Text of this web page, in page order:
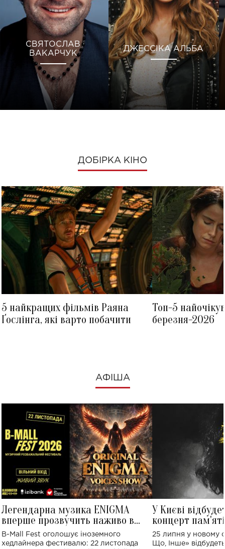
СВЯТОСЛАВ
ВАКАРЧУК
ДЖЕССІКА АЛЬБА
ДОБІРКА КІНО
5 найкращих фільмів Раяна
Ґослінга, які варто побачити
Топ-5
березня-2026
АФІША
Легендарна музика ENIGMA
вперше прозвучить наживо в
Україні: де відбудеться концерт
B-Mall Fest оголошує іноземного
хедлайнера фестивалю: 22 листопада
У Києві
концерт
Клименка:
виконають
25 липня у новому
Що, Інше»